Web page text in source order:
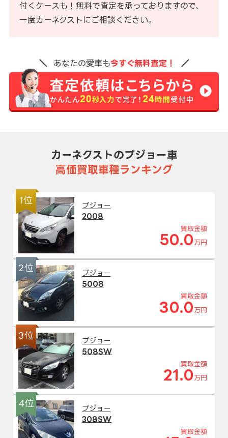
付くケースも！無料で査定を承っておりますので、
一度カーネクストにご相談ください。
あなたの愛車も今すぐ無料査定！
カーネクストのプジョー車
高価買取車種ランキング
1位
プジョー
2008
買取金額
50.0 万円
2位
プジョー
5008
買取金額
30.0 万円
3位
プジョー
508SW
買取金額
21.0 万円
4位
プジョー
308SW
買取金額